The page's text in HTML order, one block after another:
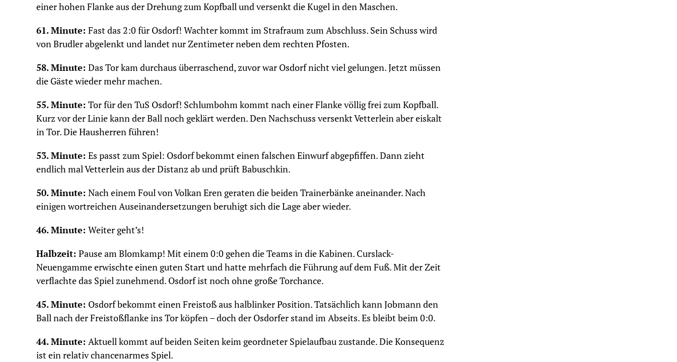
einer hohen Flanke aus der Drehung zum Kopfball und versenkt die Kugel in den Maschen.
61. Minute: Fast das 2:0 für Osdorf! Wachter kommt im Strafraum zum Abschluss. Sein Schuss wird
von Brudler abgelenkt und landet nur Zentimeter neben dem rechten Pfosten.
58. Minute: Das Tor kam durchaus überraschend, zuvor war Osdorf nicht viel gelungen. Jetzt müssen
die Gäste wieder mehr machen.
55. Minute: Tor für den TuS Osdorf! Schlumbohm kommt nach einer Flanke völlig frei zum Kopfball.
Kurz vor der Linie kann der Ball noch geklärt werden. Den Nachschuss versenkt Vetterlein aber eiskalt
in Tor. Die Hausherren führen!
53. Minute: Es passt zum Spiel: Osdorf bekommt einen falschen Einwurf abgepfiffen. Dann zieht
endlich mal Vetterlein aus der Distanz ab und prüft Babuschkin.
50. Minute: Nach einem Foul von Volkan Eren geraten die beiden Trainerbänke aneinander. Nach
einigen wortreichen Auseinandersetzungen beruhigt sich die Lage aber wieder.
46. Minute: Weiter geht’s!
Halbzeit: Pause am Blomkamp! Mit einem 0:0 gehen die Teams in die Kabinen. Curslack-
Neuengamme erwischte einen guten Start und hatte mehrfach die Führung auf dem Fuß. Mit der Zeit
verflachte das Spiel zunehmend. Osdorf ist noch ohne große Torchance.
45. Minute: Osdorf bekommt einen Freistoß aus halblinker Position. Tatsächlich kann Jobmann den
Ball nach der Freistoßflanke ins Tor köpfen – doch der Osdorfer stand im Abseits. Es bleibt beim 0:0.
44. Minute: Aktuell kommt auf beiden Seiten keim geordneter Spielaufbau zustande. Die Konsequenz
ist ein relativ chancenarmes Spiel.